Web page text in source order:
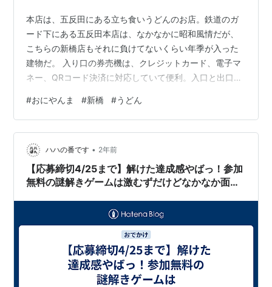
本店は、五反田にある立ち食いうどんのお店。鉄道のガ
ード下にある五反田本店は、なかなかに昭和風情だが、
こちらの新橋店もそれに負けてないくらい年季が入った
建物だ。 入り口の券売機は、クレジットカード、電子マ
ネー、QRコード決済に対応していて便利。入口と出口が
深夜3時まで営業している。夜の街、新橋の働く人に合わ
せているね。 おにやんまは、現在10店舗あるそうだが、
その内5店舗が食べログうどん100名店EASTに入ってい
る。すごい。東日本にもうどん屋さんたくさんあるだろ
うに、同じ系列の店が100店舗中5店舗も入るのはちょっ
と意外だった。 調べて知った…
#おにやんま #新橋 #うどん
ハハの番です • 2年前
【応募締切4/25まで】解けた達成感やばっ！参加
無料の謎解きゲームは激むずだけどなかなか面白